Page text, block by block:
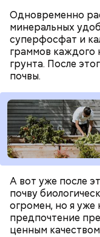
Одновременно
минеральных
суперфосфат и
граммов каждого
грунта. После
почвы.
А вот уже после
почву
огромен, но я уже
предпочтение
ценным
беременным,
людям с
пожилым;
детям.